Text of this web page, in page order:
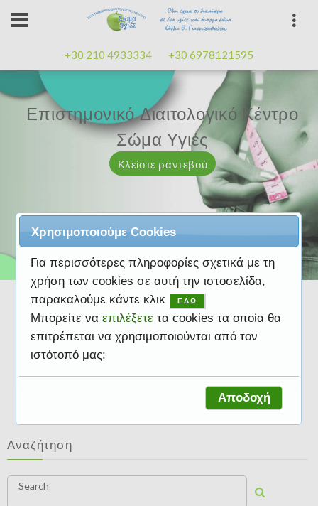
+30 210 4933334 +30 6978121595
Επαγγελματισμός, εμπειρίακαλή
διάθεση
Κλείστε ραντεβού
Επιστημονικό Διαιτολογικό Κέντρο
Σώμα Υγιές
Κλείστε ραντεβού
Μαζί μας μπορείτε
Κλείστε ραντεβού
Επαγγελματισμός, εμπειρίακαλή
διάθεση
Κλείστε ραντεβού
Επιστημονικό Διαιτολογικό Κέντρο
Σώμα Υγιές
Κλείστε ραντεβού
Αναζήτηση
Search
Χρησιμοποιούμε Cookies
Για περισσότερες πληροφορίες σχετικά με τη
χρήση των cookies σε αυτή την ιστοσελίδα,
παρακαλούμε κάντε κλικ
ΕΔΩ
Μπορείτε να επιλέξετε τα cookies τα οποία θα
επιτρέπεται να χρησιμοποιούνται από τον
ιστότοπό μας:
Αποδοχή